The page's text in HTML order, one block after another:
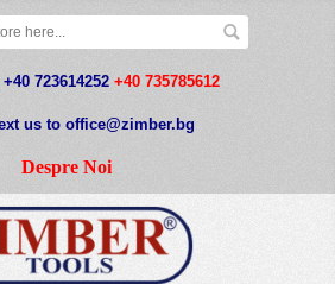
+40 723614252 +40 735785612
us to office@zimber.bg
Despre Noi